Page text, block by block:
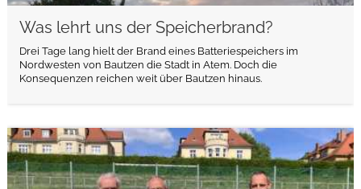
Was lehrt uns der Speicherbrand?
Drei Tage lang hielt der Brand eines Batteriespeichers im
Nordwesten von Bautzen die Stadt in Atem. Doch die
Konsequenzen reichen weit über Bautzen hinaus.
weiterlesen